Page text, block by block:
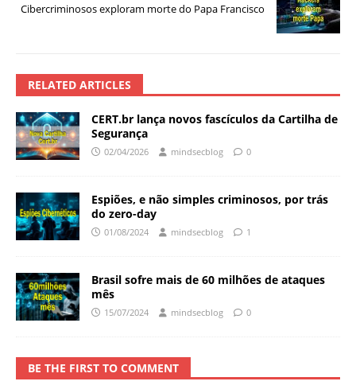
Cibercriminosos exploram morte do Papa Francisco
RELATED ARTICLES
CERT.br lança novos fascículos da Cartilha de
Segurança
02/04/2026 mindsecblog 0
Espiões, e não simples criminosos, por trás
do zero-day
01/08/2024 mindsecblog 1
Brasil sofre mais de 60 milhões de ataques
mês
15/07/2024 mindsecblog 0
BE THE FIRST TO COMMENT